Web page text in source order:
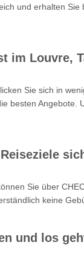
und erhalten
im Louvre,
Sie sich in
besten
Sie über
keine
und los